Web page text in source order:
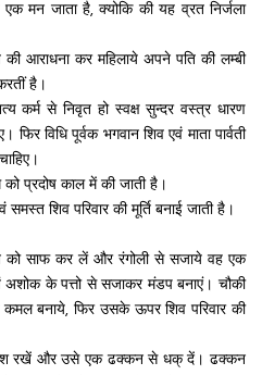
मन जाता है, क्योकि की यह व्रत निर्जला
की आराधना कर महिलाये अपने पति की लम्बी
है।
कर्म से निवृत हो स्वक्ष सुन्दर वस्त्र धारण
फिर विधि पूर्वक भगवान शिव एवं माता पार्वती
प्रदोष काल में की जाती है।
शिव परिवार की मूर्ति बनाई जाती है।
को साफ कर लें और रंगोली से सजाये वह एक
के पत्तो से सजाकर मंडप बनाएं। चौकी
बनाये, फिर उसके ऊपर शिव परिवार की
रखें और उसे एक ढक्कन से धक् दें। ढक्कन